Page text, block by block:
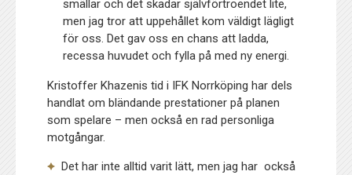
smällar och det skadar självförtroendet lite,
men jag tror att uppehållet kom väldigt lägligt
för oss. Det gav oss en chans att ladda,
recessa huvudet och fylla på med ny energi.
Kristoffer Khazenis tid i IFK Norrköping har dels
handlat om bländande prestationer på planen
som spelare – men också en rad personliga
motgångar.
Det har inte alltid varit lätt, men jag har också